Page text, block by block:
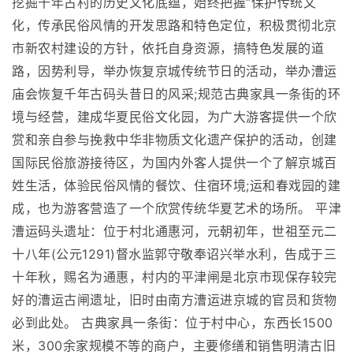
化，传承民俗风情的开发思路和特色定位，积极贯彻北京
市新农村建设的方针，依托自身资源，搞特色发展的道
路，因势利导，举办恢复京城传统节日的活动，举办漕运
庙会恢复千年古码头昔日的风采;规范古典家具一条街的环
境与经营，建成华夏民俗文化园，为广大游客提供一个欣
赏和亲自参与挽救中华非物质文化遗产保护的活动，创建
国际民俗旅游接待区，为国内外客人提供一个了解京城百
姓生活，体验民俗风情的餐饮、住宿环境;运和春戏园的建
成，也为游客营造了一个欣赏传统华夏艺术的场所。 平津
漕运码头遗址：位于村北通惠河，元朝初年，世祖至元二
十八年(公元1291)督水监郭守敬奉诏兴举水利，告成于三
十年秋，赐名为通惠，村内的平津闸是北京市现保存较完
好的漕运古闸遗址，旧时由南方漕运进京城的官员和货物
必到此处。 古典家具一条街：位于村中心，东西长1500
米，300余家规模不等的商户，主要修缮和销售明清古旧